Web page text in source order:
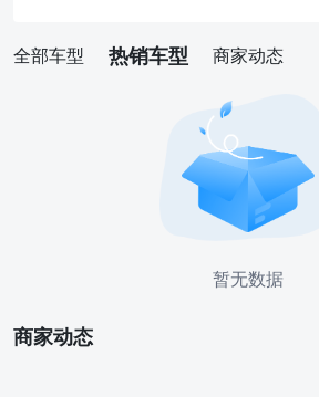
全部车型 热销车型 商家动态
暂无数据
商家动态